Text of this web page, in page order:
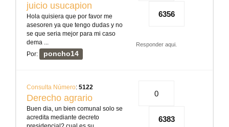
juicio usucapion
Hola quisiera que por favor me
asesoren ya que tengo dudas y no
se que seria mejor para mi caso
dema ...
Por:
poncho14
6356
Responder aqui.
Consulta Número: 5122
Derecho agrario
Buen dia, un bien comunal solo se
acredita mediante decreto
0
6383